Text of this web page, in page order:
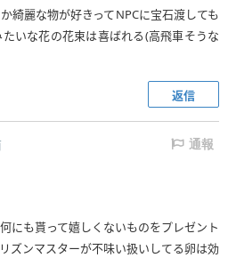
綺麗な物が好きってNPCに宝石渡しても
いな花の花束は喜ばれる(高飛車そうな
返信
通報
にも貰って嬉しくないものをプレゼント
ズンマスターが不味い扱いしてる卵は効